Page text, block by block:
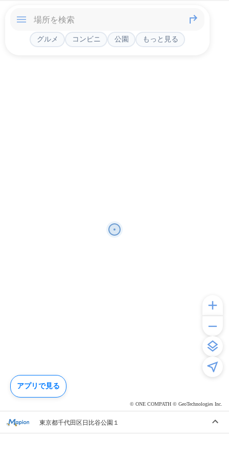
© ONE COMPATH © GeoTechnologies Inc.
グルメ コンビニ 公園 もっと見る
東京都千代田区日比谷公園１
アプリで見る